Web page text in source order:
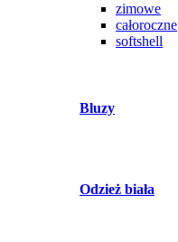
zimowe
całoroczne
softshell
Bluzy
Odzież biała